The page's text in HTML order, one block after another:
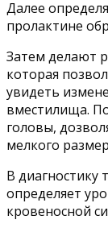
Далее
пролактине
Затем делают
которая
увидеть
вместилища.
головы,
мелкого
В диагностику
определяет
кровеносной